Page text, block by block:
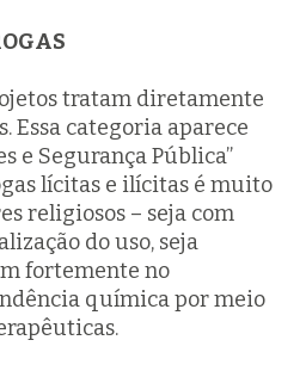
tratam diretamente
Essa categoria aparece
e Segurança Pública”
lícitas e ilícitas é muito
religiosos – seja com
do uso, seja
fortemente no
química por meio